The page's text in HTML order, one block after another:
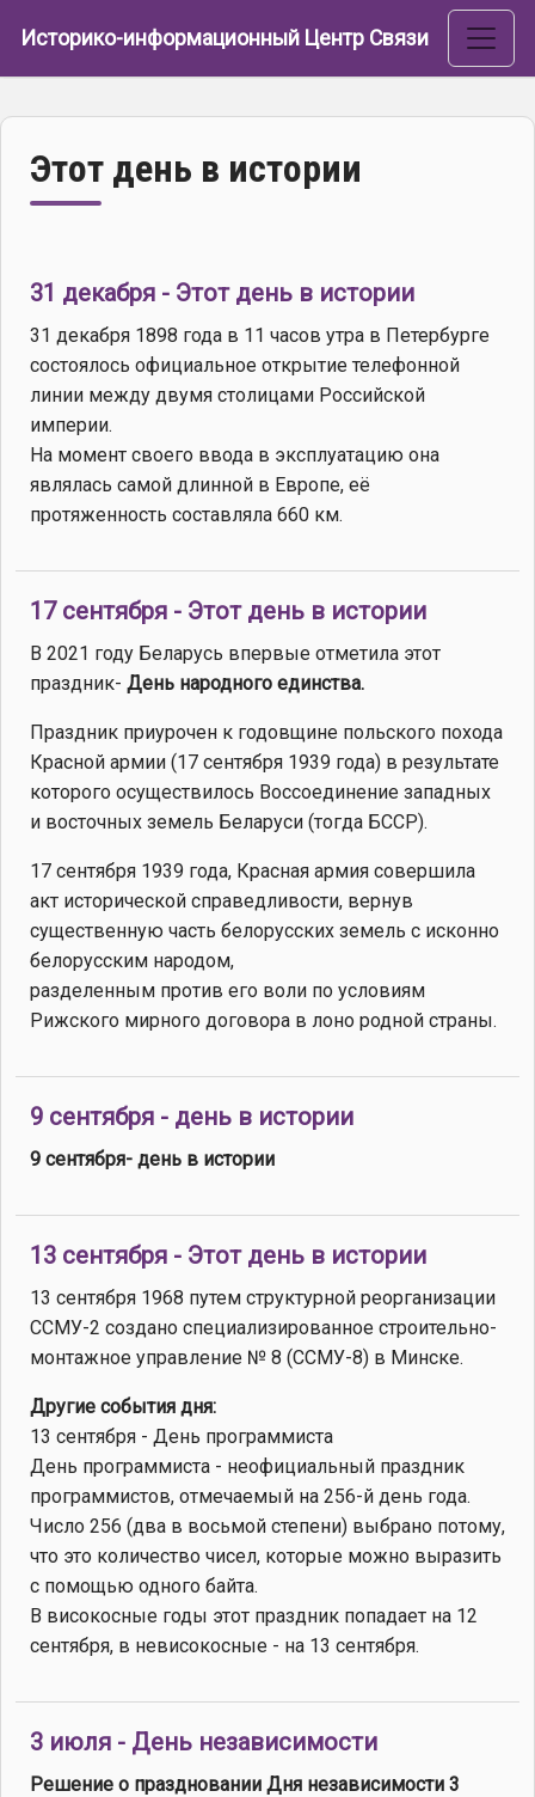
Историко-информационный Центр Связи
Этот день в истории
31 декабря - Этот день в истории
31 декабря 1898 года в 11 часов утра в Петербурге
состоялось официальное открытие телефонной
линии между двумя столицами Российской
империи.
На момент своего ввода в эксплуатацию она
являлась самой длинной в Европе, её
протяженность составляла 660 км.
17 сентября - Этот день в истории
В 2021 году Беларусь впервые отметила этот
праздник- День народного единства.
Праздник приурочен к годовщине польского похода
Красной армии (17 сентября 1939 года) в результате
которого осуществилось Воссоединение западных
и восточных земель Беларуси (тогда БССР).
17 сентября 1939 года, Красная армия совершила
акт исторической справедливости, вернув
существенную часть белорусских земель с исконно
белорусским народом,
разделенным против его воли по условиям
Рижского мирного договора в лоно родной страны.
9 сентября - день в истории
9 сентября- день в истории
13 сентября - Этот день в истории
13 сентября 1968 путем структурной реорганизации
ССМУ-2 создано специализированное строительно-
монтажное управление № 8 (ССМУ-8) в Минске.
Другие события дня:
13 сентября - День программиста
День программиста - неофициальный праздник
программистов, отмечаемый на 256-й день года.
Число 256 (два в восьмой степени) выбрано потому,
что это количество чисел, которые можно выразить
с помощью одного байта.
В високосные годы этот праздник попадает на 12
сентября, в невисокосные - на 13 сентября.
3 июля - День независимости
Решение о праздновании Дня независимости 3